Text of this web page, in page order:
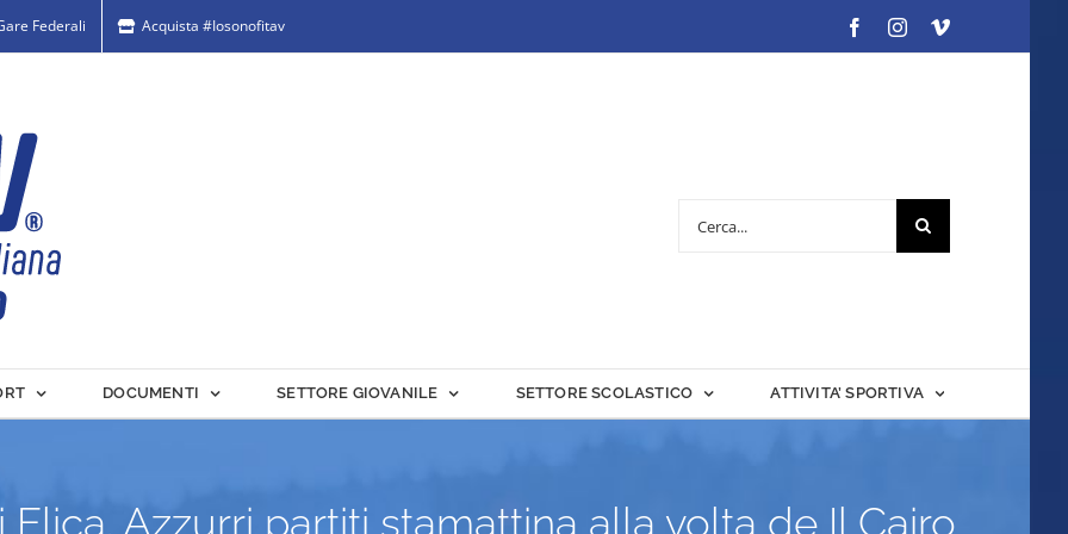
Federali Acquista #Iosonofitav FacebookInstagramVimeo
DOCUMENTI SETTORE GIOVANILE SETTORE SCOLASTICO ATTIVITA’ SPORTIVA
Elica. Azzurri partiti stamattina alla volta de Il Cairo